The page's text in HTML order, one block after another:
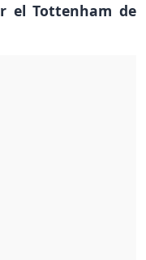
el Tottenham de